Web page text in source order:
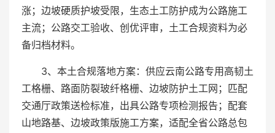
涨；边坡硬质护坡受限，生态土工防护成为公路施工
主流；公路交工验收、创优评审，土工合规资料为必
备归档材料。
3、本土合规落地方案：供应云南公路专用高韧土
工格栅、路面防裂玻纤格栅、边坡防护土工网；匹配
交通厅政策送检标准，出具公路专项检测报告；配套
山地路基、边坡政策版施工方案，适配全省公路总包